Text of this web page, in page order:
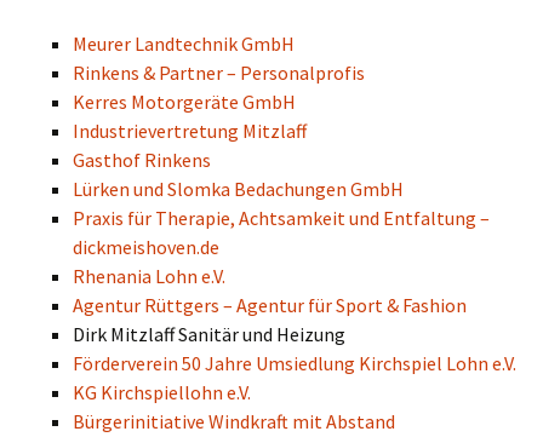
Meurer Landtechnik GmbH
Rinkens & Partner – Personalprofis
Kerres Motorgeräte GmbH
Industrievertretung Mitzlaff
Gasthof Rinkens
Lürken und Slomka Bedachungen GmbH
Praxis für Therapie, Achtsamkeit und Entfaltung –
dickmeishoven.de
Rhenania Lohn e.V.
Agentur Rüttgers – Agentur für Sport & Fashion
Dirk Mitzlaff Sanitär und Heizung
Förderverein 50 Jahre Umsiedlung Kirchspiel Lohn e.V.
KG Kirchspiellohn e.V.
Bürgerinitiative Windkraft mit Abstand